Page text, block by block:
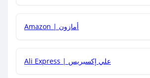
Amazon | أمازون
Ali Express | علي إكسبريس